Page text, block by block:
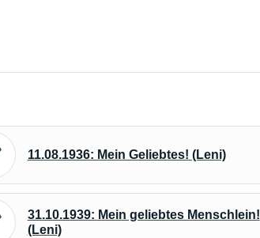
11.08.1936: Mein Geliebtes! (Leni)
31.10.1939: Mein geliebtes Menschlein!
(Leni)